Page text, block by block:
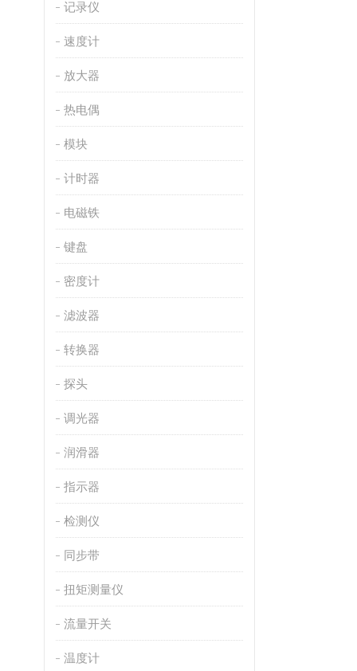
记录仪
速度计
放大器
热电偶
模块
计时器
电磁铁
键盘
密度计
滤波器
转换器
探头
调光器
润滑器
指示器
检测仪
同步带
扭矩测量仪
流量开关
温度计